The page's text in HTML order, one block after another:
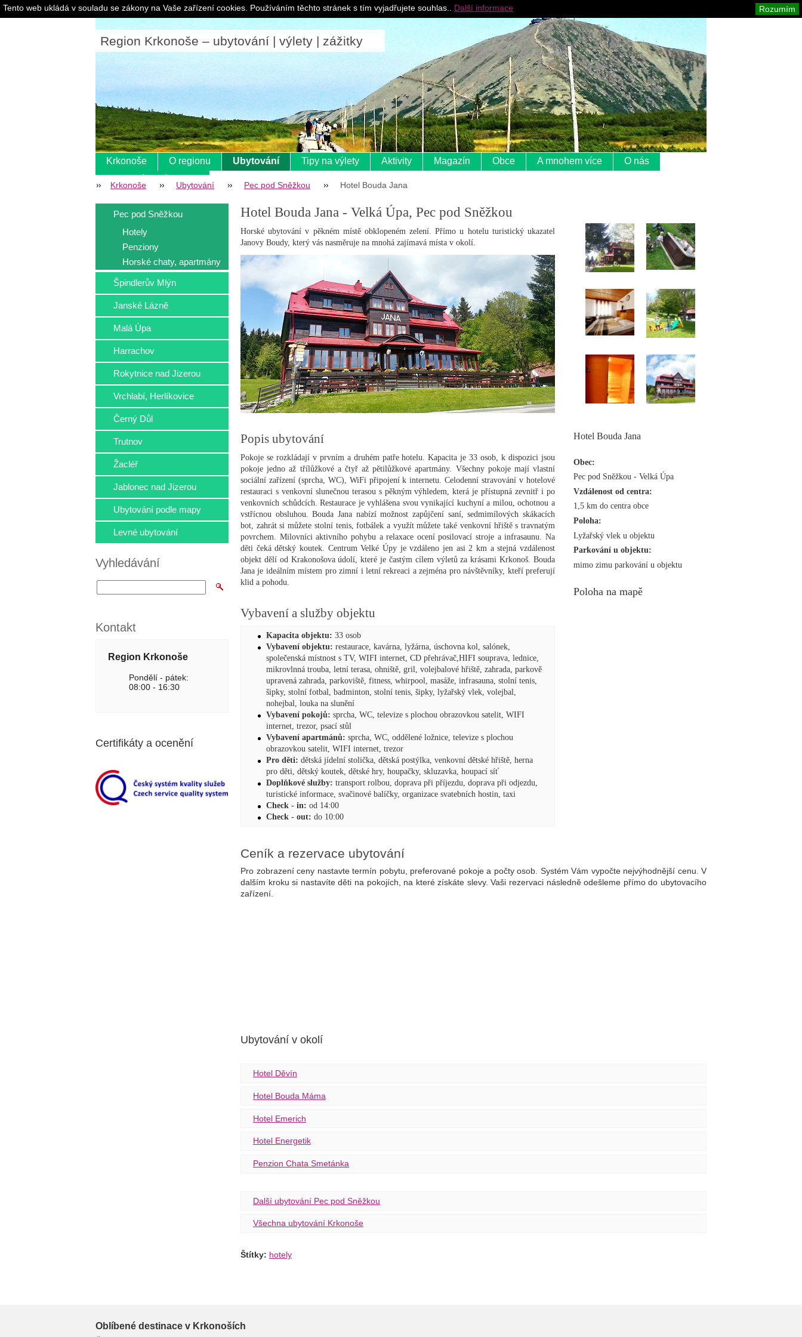
Region Krkonoše – ubytování | výlety | zážitky
Pro ubytovatele
Krkonoše O regionu Ubytování Tipy na výlety Aktivity Magazín Obce A mnohem více
O nás
Krkonoše Ubytování Pec pod Sněžkou Hotel Bouda Jana
Hotel Bouda Jana
Obec:
Pec pod Sněžkou - Velká Úpa
Vzdálenost od centra:
1,5 km do centra obce
Poloha:
Lyžařský vlek u objektu
Parkování u objektu:
mimo zimu parkování u objektu
Poloha na mapě
Hotel Bouda Jana - Velká Úpa, Pec pod Sněžkou
Horské ubytování v pěkném místě obklopeném zelení. Přímo u hotelu turistický ukazatel
Janovy Boudy, který vás nasměruje na mnohá zajímavá místa v okolí.
Popis ubytování
Pokoje se rozkládají v prvním a druhém patře hotelu. Kapacita je 33 osob, k dispozici jsou
pokoje jedno až třílůžkové a čtyř až pětilůžkové apartmány. Všechny pokoje mají vlastní
sociální zařízení (sprcha, WC), WiFi připojení k internetu. Celodenní stravování v hotelové
restauraci s venkovní slunečnou terasou s pěkným výhledem, která je přístupná zevnitř i po
venkovních schůdcích. Restaurace je vyhlášena svou vynikající kuchyní a milou, ochotnou a
vstřícnou obsluhou. Bouda Jana nabízí možnost zapůjčení saní, sedmimílových skákacích
bot, zahrát si můžete stolní tenis, fotbálek a využít můžete také venkovní hřiště s travnatým
povrchem. Milovníci aktivního pohybu a relaxace ocení posilovací stroje a infrasaunu. Na
děti čeká dětský koutek. Centrum Velké Úpy je vzdáleno jen asi 2 km a stejná vzdálenost
objekt dělí od Krakonošova údolí, které je častým cílem výletů za krásami Krkonoš. Bouda
Jana je ideálním místem pro zimní i letní rekreaci a zejména pro návštěvníky, kteří preferují
klid a pohodu.
Vybavení a služby objektu
Kapacita objektu: 33 osob
Vybavení objektu: restaurace, kavárna, lyžárna, úschovna kol, salónek,
společenská místnost s TV, WIFI internet, CD přehrávač,HIFI souprava, lednice,
mikrovlnná trouba, letní terasa, ohniště, gril, volejbalové hřiště, zahrada, parkově
upravená zahrada, parkoviště, fitness, whirpool, masáže, infrasauna, stolní tenis,
šipky, stolní fotbal, badminton, stolní tenis, šipky, lyžařský vlek, volejbal,
nohejbal, louka na slunění
Vybavení pokojů: sprcha, WC, televize s plochou obrazovkou satelit, WIFI
internet, trezor, psací stůl
Vybavení apartmánů: sprcha, WC, oddělené ložnice, televize s plochou
obrazovkou satelit, WIFI internet, trezor
Pro děti: dětská jídelní stolička, dětská postýlka, venkovní dětské hřiště, herna
pro děti, dětský koutek, dětské hry, houpačky, skluzavka, houpací síť
Doplňkové služby: transport rolbou, doprava při příjezdu, doprava při odjezdu,
turistické informace, svačinové balíčky, organizace svatebních hostin, taxi
Check - in: od 14:00
Check - out: do 10:00
Ceník a rezervace ubytování
Pro zobrazení ceny nastavte termín pobytu, preferované pokoje a počty osob. Systém Vám vypočte nejvýhodnější cenu. V
dalším kroku si nastavíte děti na pokojích, na které získáte slevy. Vaši rezervaci následně odešleme přímo do ubytovacího
zařízení.
Ubytování v okolí
Hotel Děvín
Hotel Bouda Máma
Hotel Emerich
Hotel Energetik
Penzion Chata Smetánka
Další ubytování Pec pod Sněžkou
Všechna ubytování Krkonoše
Štítky: hotely
Pec pod Sněžkou
Hotely
Penziony
Horské chaty, apartmány
Špindlerův Mlýn
Janské Lázně
Malá Úpa
Harrachov
Rokytnice nad Jizerou
Vrchlabí, Herlíkovice
Černý Důl
Trutnov
Žacléř
Jablonec nad Jizerou
Ubytování podle mapy
Levné ubytování
Vyhledávání
Kontakt
Region Krkonoše
Pondělí - pátek:
08:00 - 16:30
Certifikáty a ocenění
Oblíbené destinace v Krkonoších
Tento web ukládá v souladu se zákony na Vaše zařízení cookies. Používáním těchto stránek s tím vyjadřujete souhlas.. Rozumím
Další informace